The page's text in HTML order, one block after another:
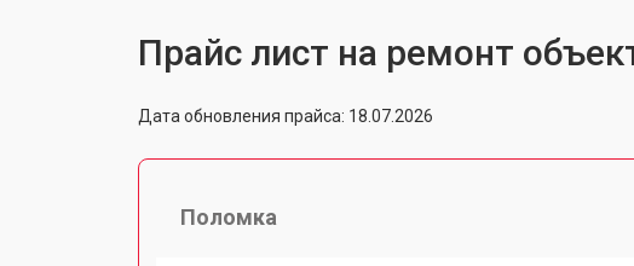
Прайс лист на ремонт
Дата обновления прайса: 18.07.2026
Поломка